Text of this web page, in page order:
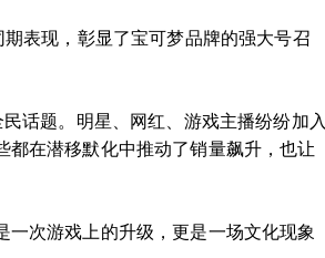
表现，彰显了宝可梦品牌的强大号召
话题。明星、网红、游戏主播纷纷加入
在潜移默化中推动了销量飙升，也让
一次游戏上的升级，更是一场文化现象